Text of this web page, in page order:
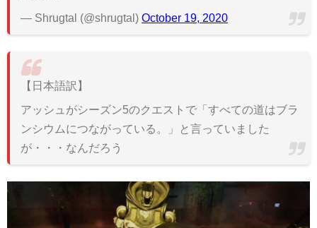
— Shrugtal (@shrugtal) October 19, 2020
【日本語訳】
アッシュがシーズン5のクエストで「すべての道はブラ
ンシウムにつながっている。」と言っていました
が・・・なんだろう